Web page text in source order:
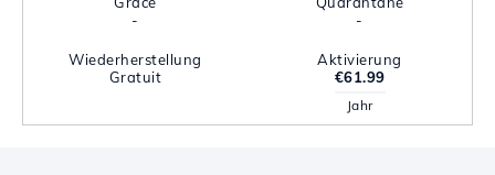
-
-
Wiederherstellung
Gratuit
Aktivierung
€61.99
Jahr